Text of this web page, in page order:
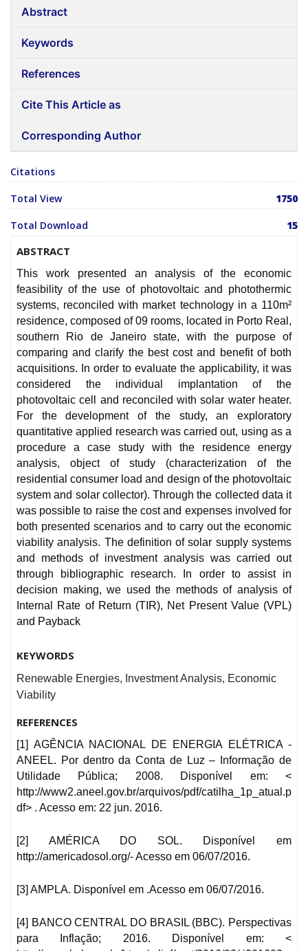
Abstract
Keywords
References
Cite This Article as
Corresponding Author
Citations
Total View 1750
Total Download 15
ABSTRACT
This work presented an analysis of the economic
feasibility of the use of photovoltaic and photothermic
systems, reconciled with market technology in a 110m²
residence, composed of 09 rooms, located in Porto Real,
southern Rio de Janeiro state, with the purpose of
comparing and clarify the best cost and benefit of both
acquisitions. In order to evaluate the applicability, it was
considered the individual implantation of the
photovoltaic cell and reconciled with solar water heater.
For the development of the study, an exploratory
quantitative applied research was carried out, using as a
procedure a case study with the residence energy
analysis, object of study (characterization of the
residential consumer load and design of the photovoltaic
system and solar collector). Through the collected data it
was possible to raise the cost and expenses involved for
both presented scenarios and to carry out the economic
viability analysis. The definition of solar supply systems
and methods of investment analysis was carried out
through bibliographic research. In order to assist in
decision making, we used the methods of analysis of
Internal Rate of Return (TIR), Net Present Value (VPL)
and Payback
KEYWORDS
Renewable Energies, Investment Analysis, Economic
Viability
REFERENCES
[1] AGÊNCIA NACIONAL DE ENERGIA ELÉTRICA -
ANEEL. Por dentro da Conta de Luz – Informação de
Utilidade Pública; 2008. Disponível em: <
http://www2.aneel.gov.br/arquivos/pdf/catilha_1p_atual.p
df> . Acesso em: 22 jun. 2016.
[2] AMÉRICA DO SOL. Disponível em
http://americadosol.org/- Acesso em 06/07/2016.
[3] AMPLA. Disponível em .Acesso em 06/07/2016.
[4] BANCO CENTRAL DO BRASIL (BBC). Perspectivas
para Inflação; 2016. Disponível em: <